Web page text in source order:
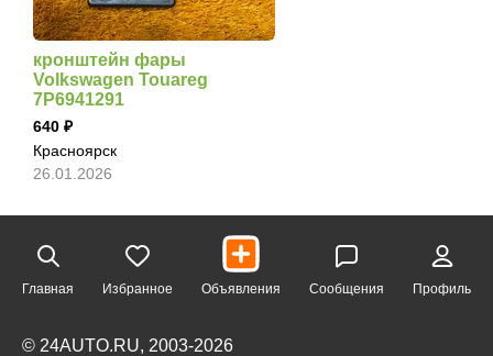
кронштейн фары
Volkswagen Touareg
7P6941291
640
Красноярск
26.01.2026
Главная Избранное Объявления Сообщения Профиль
© 24AUTO.RU, 2003-2026